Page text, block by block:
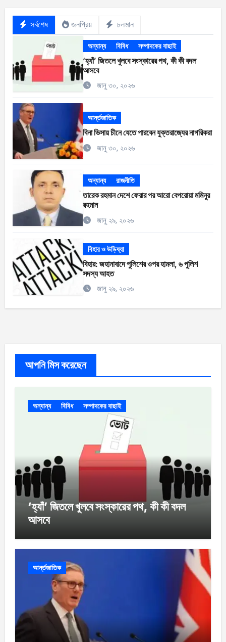
সর্বশেষ জনপ্রিয় চলমান
অন্যান্য বিবিধ সম্পাদকের বাছাই
‘হ্যাঁ’ জিতলে খুলবে সংস্কারের পথ, কী কী বদল
আসবে
জানু ৩০, ২০২৬
আর্ন্তজাতিক
বিনা ভিসায় চীনে যেতে পারবেন যুক্তরাজ্যের নাগরিকরা
জানু ৩০, ২০২৬
অন্যান্য রাজনীতি
তারেক রহমান দেশে ফেরার পর আরো বেপরোয়া মমিনুর
রহমান
জানু ২৯, ২০২৬
বিহার ও উড়িষ্যা
বিহার: জহানাবাদে পুলিশের ওপর হামলা, ৬ পুলিশ
সদস্য আহত
জানু ২৯, ২০২৬
আপনি মিস করেছেন
অন্যান্য বিবিধ সম্পাদকের বাছাই
‘হ্যাঁ’ জিতলে খুলবে সংস্কারের পথ, কী কী বদল
আসবে
আর্ন্তজাতিক